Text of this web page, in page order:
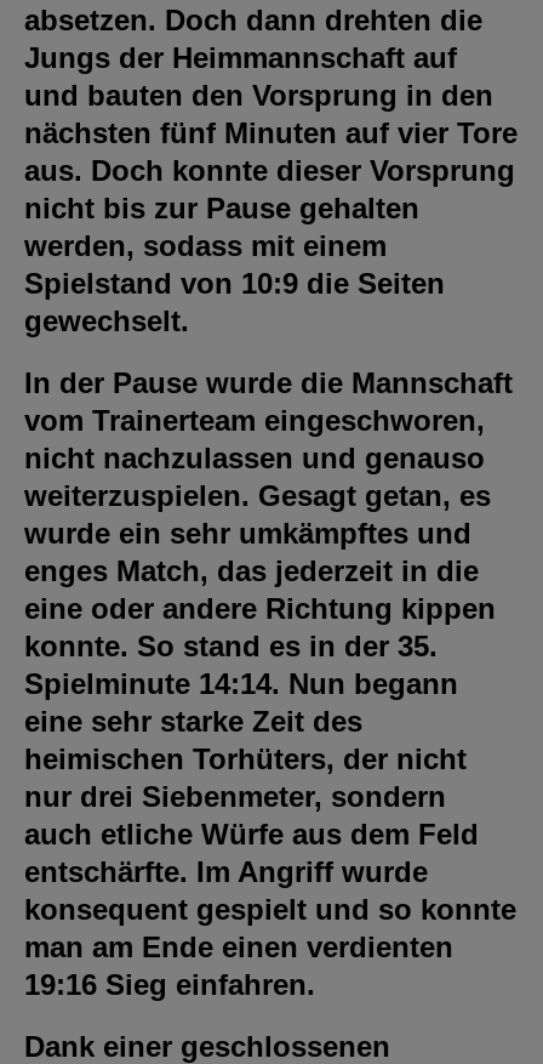
absetzen. Doch dann drehten die
Jungs der Heimmannschaft auf
und bauten den Vorsprung in den
nächsten fünf Minuten auf vier Tore
aus. Doch konnte dieser Vorsprung
nicht bis zur Pause gehalten
werden, sodass mit einem
Spielstand von 10:9 die Seiten
gewechselt.
In der Pause wurde die Mannschaft
vom Trainerteam eingeschworen,
nicht nachzulassen und genauso
weiterzuspielen. Gesagt getan, es
wurde ein sehr umkämpftes und
enges Match, das jederzeit in die
eine oder andere Richtung kippen
konnte. So stand es in der 35.
Spielminute 14:14. Nun begann
eine sehr starke Zeit des
heimischen Torhüters, der nicht
nur drei Siebenmeter, sondern
auch etliche Würfe aus dem Feld
entschärfte. Im Angriff wurde
konsequent gespielt und so konnte
man am Ende einen verdienten
19:16 Sieg einfahren.
Dank einer geschlossenen